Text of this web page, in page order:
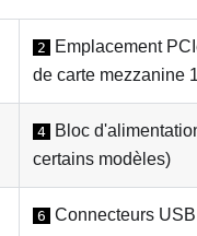
2
Emplacement
de carte mezzanine 1
4
Bloc
certains modèles)
6 Connecteurs